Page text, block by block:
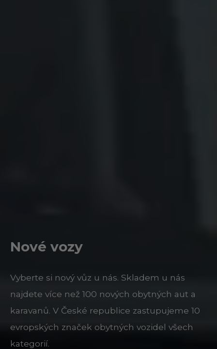
Nové vozy
Vyberte si nový vůz u nás. Skladem u nás
najdete více než 100 nových obytných aut a
karavanů. V České republice zastupujeme 10
evropských značek obytných vozidel všech
kategorií.